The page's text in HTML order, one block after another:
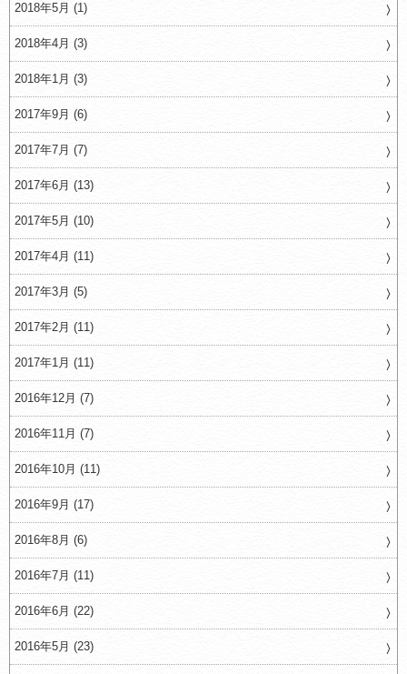
2018年5月 (1)
2018年4月 (3)
2018年1月 (3)
2017年9月 (6)
2017年7月 (7)
2017年6月 (13)
2017年5月 (10)
2017年4月 (11)
2017年3月 (5)
2017年2月 (11)
2017年1月 (11)
2016年12月 (7)
2016年11月 (7)
2016年10月 (11)
2016年9月 (17)
2016年8月 (6)
2016年7月 (11)
2016年6月 (22)
2016年5月 (23)